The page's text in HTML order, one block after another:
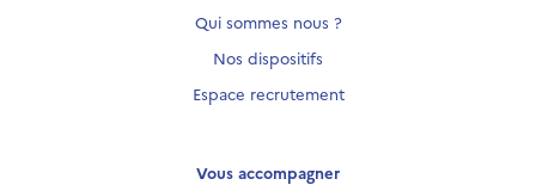
Qui sommes nous ?
Nos dispositifs
Espace recrutement
Vous accompagner